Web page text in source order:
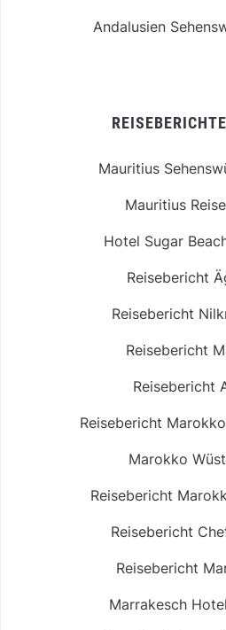
Andalusien
Mauritius
Mauritius
Hotel Sugar
Reisebericht
Reisebericht
Reisebericht
Reisebericht
Reisebericht
Marokko
Reisebericht
Reisebericht
Reisebericht
Marrakesch